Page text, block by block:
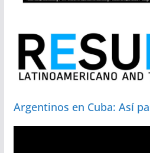
Argentinos en Cuba: Así